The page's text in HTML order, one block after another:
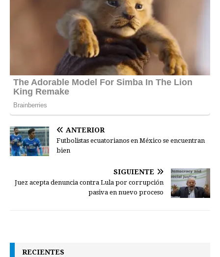
ANTERIOR
Futbolistas ecuatorianos en México se encuentran
bien
SIGUIENTE
Juez acepta denuncia contra Lula por corrupción
pasiva en nuevo proceso
RECIENTES